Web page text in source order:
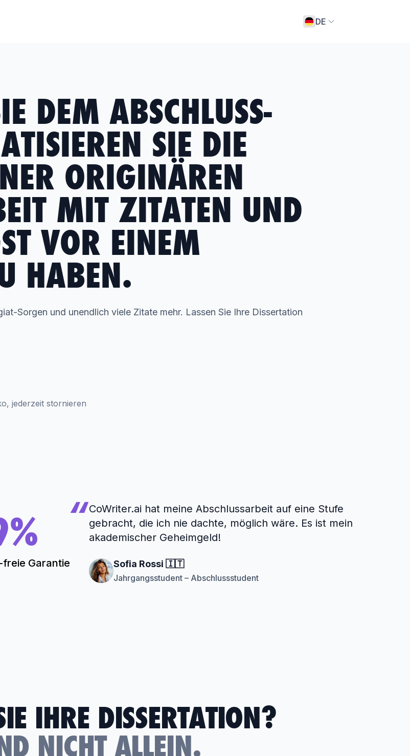
DE
DEM ABSCHLUSS-
SIE DIE
ORIGINÄREN
MIT ZITATEN UND
VOR EINEM
HABEN.
Sorgen und unendlich viele Zitate mehr. Lassen Sie Ihre Dissertation
jederzeit stornieren
freie Garantie
CoWriter.ai hat meine Abschlussarbeit auf eine Stufe
gebracht, die ich nie dachte, möglich wäre. Es ist mein
akademischer Geheimgeld!
Sofia Rossi 🇮🇹
Jahrgangsstudent – Abschlussstudent
IHRE DISSERTATION?
NICHT ALLEIN.